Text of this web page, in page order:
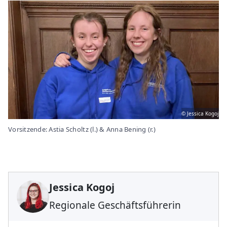
© Jessica Kogoj
Vorsitzende: Astia Scholtz (l.) & Anna Bening (r.)
Jessica Kogoj
Regionale Geschäftsführerin